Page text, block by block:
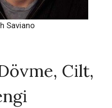
Saviano
Cilt,